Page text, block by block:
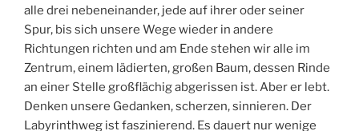
alle drei nebeneinander, jede auf ihrer oder seiner
Spur, bis sich unsere Wege wieder in andere
Richtungen richten und am Ende stehen wir alle im
Zentrum, einem lädierten, großen Baum, dessen Rinde
an einer Stelle großflächig abgerissen ist. Aber er lebt.
Denken unsere Gedanken, scherzen, sinnieren. Der
Labyrinthweg ist faszinierend. Es dauert nur wenige